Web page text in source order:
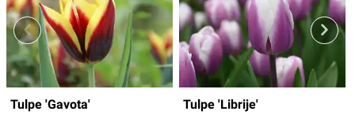
Tulpe 'Gavota' Tulpe 'Librije'